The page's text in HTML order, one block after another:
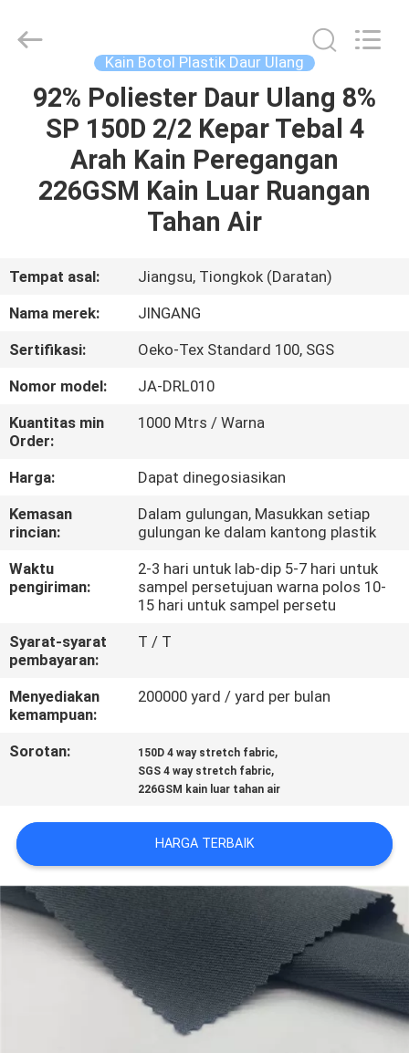
RUMAH
PRODUK
TUR
KONTROL
KUALITAS
HUBUNGI
KAMI
BERITA
KASUS
COMPANY
NEWS
PRIVACY
POLICY
Textile
Co.,Ltd.
Kain Botol Plastik Daur Ulang
92% Poliester Daur Ulang 8%
SP 150D 2/2 Kepar Tebal 4
Arah Kain Peregangan
226GSM Kain Luar Ruangan
Tahan Air
Tempat asal:
Jiangsu, Tiongkok (Daratan)
Nama merek:
JINGANG
Sertifikasi:
Oeko-Tex Standard 100, SGS
Nomor model:
JA-DRL010
Kuantitas min
Order:
1000 Mtrs / Warna
Harga:
Dapat dinegosiasikan
Kemasan
rincian:
Dalam gulungan, Masukkan setiap
gulungan ke dalam kantong plastik
Waktu
pengiriman:
2-3 hari untuk lab-dip 5-7 hari untuk
sampel persetujuan warna polos 10-
15 hari untuk sampel persetu
Syarat-syarat
pembayaran:
T / T
Menyediakan
kemampuan:
200000 yard / yard per bulan
Sorotan: 150D 4 way stretch fabric,
SGS 4 way stretch fabric,
226GSM kain luar tahan air
HARGA TERBAIK